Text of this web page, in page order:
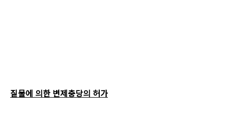
질물에 의한 변제충당의 허가